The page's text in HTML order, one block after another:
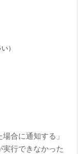
）
合に通知する」
行できなかった